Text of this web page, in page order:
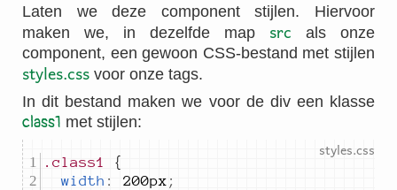
Laten we deze component stijlen. Hiervoor
maken we, in dezelfde map src als onze
component, een gewoon CSS-bestand met stijlen
styles.css voor onze tags.
In dit bestand maken we voor de div een klasse
class1 met stijlen:
.class1
width : 200px ;